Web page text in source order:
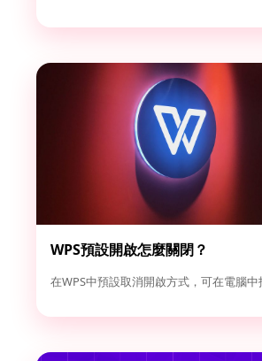
WPS預設開啟怎麼關閉？